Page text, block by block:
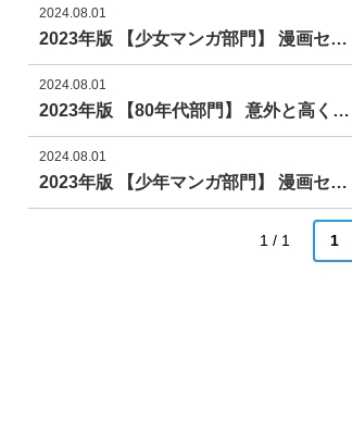
2024.08.01
2023年版 【少女マンガ部門】 漫画セ…
2024.08.01
2023年版 【80年代部門】 意外と高く…
2024.08.01
2023年版 【少年マンガ部門】 漫画セ…
1 / 1 1